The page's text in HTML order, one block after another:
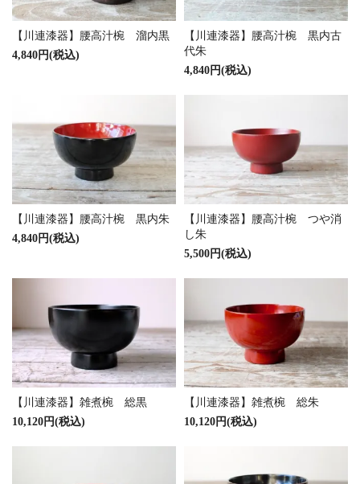
工業的に生産される大量生産品には、価格で及ぶべくもあ
りません。
本来の漆のうつわは高級品として扱われるようになってし
まっているのが現状でしょう。
秋田・川連漆器
秋田県の南東・湯沢市の川連町。
鎌倉時代頃に武具に漆を塗ったのが起源とされる漆器の産
地です。
江戸時代から漆椀の生産がはじまり活発化、
戦後には、手頃な価格の多産品の産地として栄え、日本各
伝統工芸の指定を受けています。
漆器は工程ごとに分業化され、産地も分業化されているの
が一般的ですが、
（福井県の山中は木地作りなどで知られます）
川連では、地元産の木材を用い、木地造りから漆塗りまで
を手がけます。
また、割れに強い木地を用いることで堅牢さを保ちつつ、
高価な漆器には及ばない部分もありますが、
【川連漆器】腰高汁椀 溜内黒
4,840円(税込)
【川連漆器】腰高汁椀 黒内古
代朱
4,840円(税込)
【川連漆器】腰高汁椀 黒内朱
4,840円(税込)
【川連漆器】腰高汁椀 つや消
し朱
5,500円(税込)
【川連漆器】雑煮椀 総黒
10,120円(税込)
【川連漆器】雑煮椀 総朱
10,120円(税込)